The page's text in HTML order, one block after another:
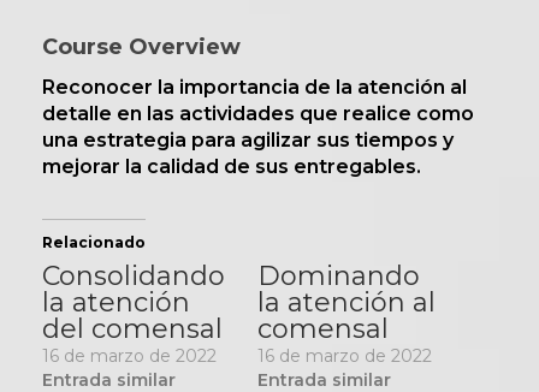
Course Overview
Reconocer la importancia de la atención al
detalle en las actividades que realice como
una estrategia para agilizar sus tiempos y
mejorar la calidad de sus entregables.
Relacionado
Consolidando
la atención
del comensal
16 de marzo de 2022
Entrada similar
Dominando
la atención al
comensal
16 de marzo de 2022
Entrada similar